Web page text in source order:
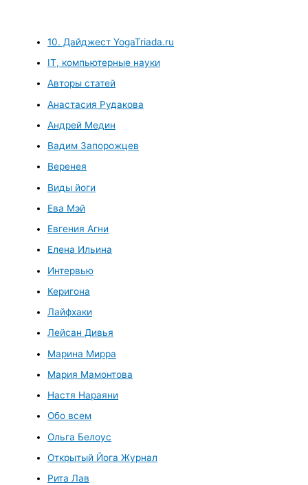
10. Дайджест YogaTriada.ru
IT, компьютерные науки
Авторы статей
Анастасия Рудакова
Андрей Медин
Вадим Запорожцев
Веренея
Виды йоги
Ева Мэй
Евгения Агни
Елена Ильина
Интервью
Керигона
Лайфхаки
Лейсан Дивья
Марина Мирра
Мария Мамонтова
Настя Нараяни
Обо всем
Ольга Белоус
Открытый Йога Журнал
Рита Лав